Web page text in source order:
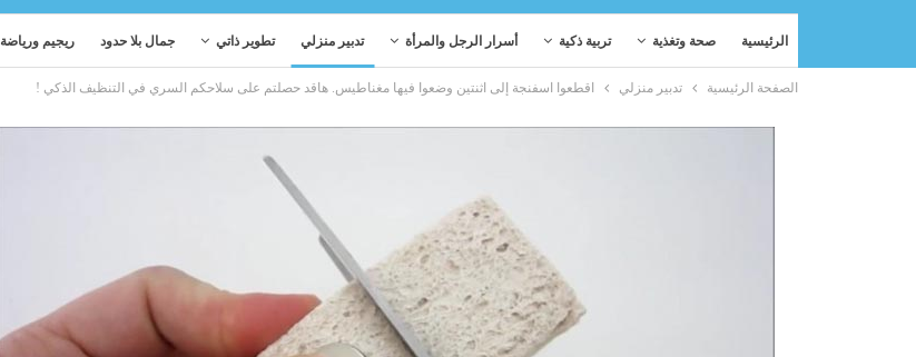
الرئيسية صحة وتغذية تربية ذكية أسرار الرجل والمرأة تدبير منزلي تطوير ذاتي جمال بلا حدود ريجيم ورياضة
الصفحة الرئيسية تدبير منزلي اقطعوا اسفنجة إلى اثنتين وضعوا فيها مغناطيس. هاقد حصلتم على سلاحكم السري في التنظيف الذكي !